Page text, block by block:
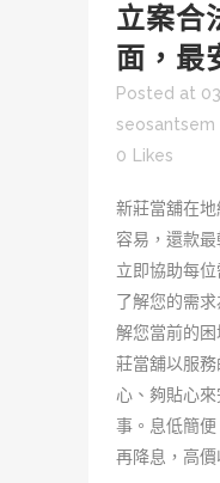
立案合
面，最
Posted at
seosantsem
0 Likes
新莊當舖在
容易，還款
立即協助每
了解您的需
解您當前的
莊當舖以服
心、夠貼心
事。息低簡
再降息，高價